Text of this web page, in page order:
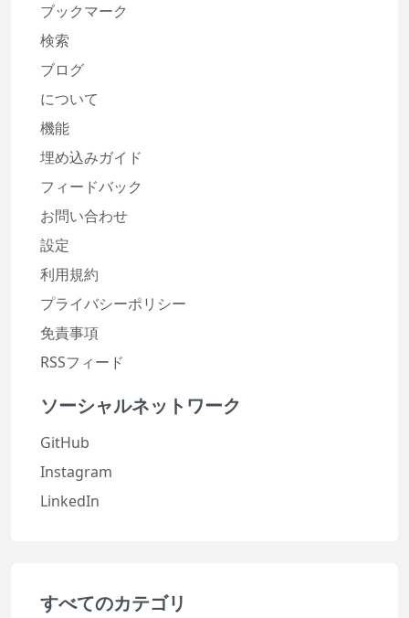
ブックマーク
検索
ブログ
について
機能
埋め込みガイド
フィードバック
お問い合わせ
設定
利用規約
プライバシーポリシー
免責事項
RSSフィード
ソーシャルネットワーク
GitHub
Instagram
LinkedIn
すべてのカテゴリ